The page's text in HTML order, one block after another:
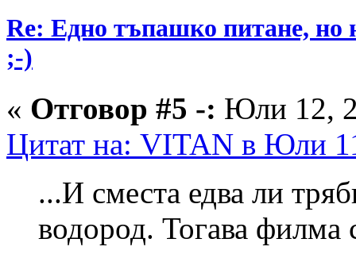
Re: Едно тъпашко питане, но
;-)
« Отговор #5 -: Юли 12,
Цитат на: VITAN в Юли
...И сместа едва ли
водород. Тогава филма